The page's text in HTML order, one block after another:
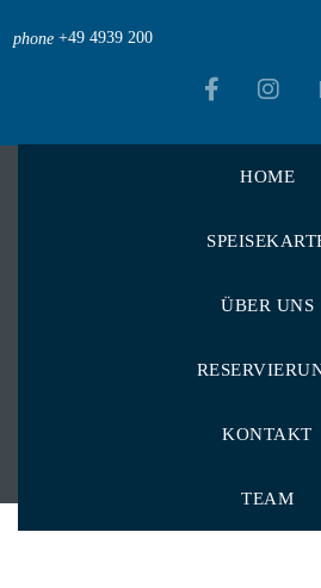
phone +49 4939 200
HOME
ÜBER UNS
KONTAKT
TEAM
Strandcafé Baltrum >